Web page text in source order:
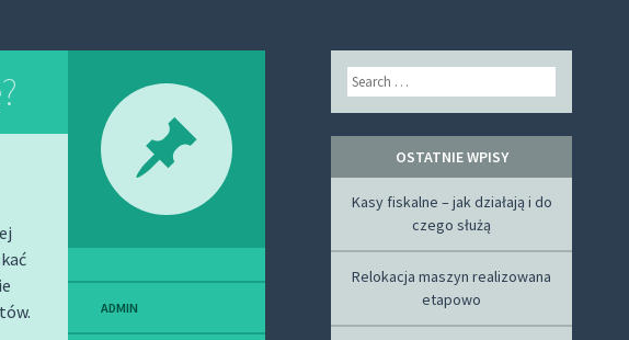
ADMIN
Search
OSTATNIE WPISY
Kasy fiskalne – jak działają i do
czego służą
Relokacja maszyn realizowana
etapowo